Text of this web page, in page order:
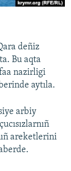
deñiz
Bu aqta
nazirligi
aytıla.
arbiy
areketlerini